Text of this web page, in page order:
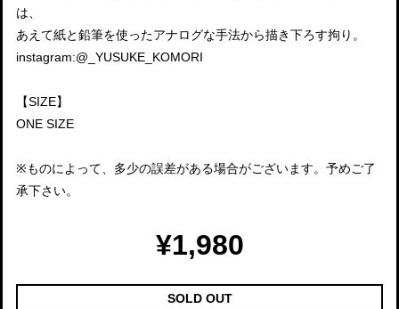
は、
あえて紙と鉛筆を使ったアナログな手法から描き下ろす拘り。
instagram:@_YUSUKE_KOMORI
【SIZE】
ONE SIZE
※ものによって、多少の誤差がある場合がございます。予めご了
承下さい。
¥1,980
SOLD OUT